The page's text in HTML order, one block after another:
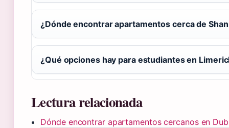
¿Dónde encontrar apartamentos cerca de
¿Qué opciones hay para estudiantes en
Lectura relacionada
Dónde encontrar apartamentos cercanos en